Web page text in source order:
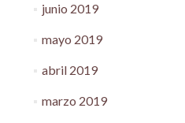
junio 2019
mayo 2019
abril 2019
marzo 2019